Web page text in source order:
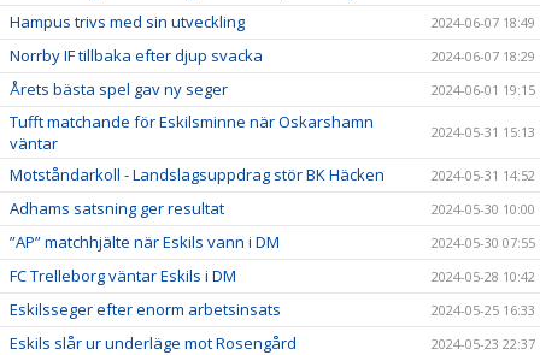
Hampus trivs med sin utveckling 2024-06-07 18:49
Norrby IF tillbaka efter djup svacka 2024-06-07 18:29
Årets bästa spel gav ny seger 2024-06-01 19:15
Tufft matchande för Eskilsminne när Oskarshamn
väntar
2024-05-31 15:13
Motståndarkoll - Landslagsuppdrag stör BK Häcken 2024-05-31 14:52
Adhams satsning ger resultat 2024-05-30 10:00
”AP” matchhjälte när Eskils vann i DM 2024-05-30 07:55
FC Trelleborg väntar Eskils i DM 2024-05-28 10:42
Eskilsseger efter enorm arbetsinsats 2024-05-25 16:33
Eskils slår ur underläge mot Rosengård 2024-05-23 22:37